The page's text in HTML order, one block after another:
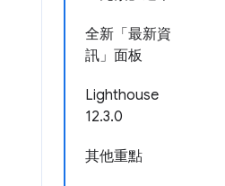
全新「最新資
訊」面板
Lighthouse
12.3.0
其他重點